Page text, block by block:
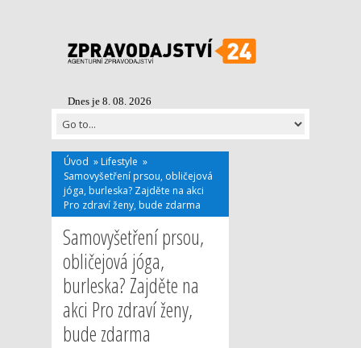
Dnes je 8. 08. 2026
Úvod » Lifestyle »
Samovyšetření prsou, obličejová
jóga, burleska? Zajděte na akci
Pro zdraví ženy, bude zdarma
Samovyšetření prsou,
obličejová jóga,
burleska? Zajděte na
akci Pro zdraví ženy,
bude zdarma